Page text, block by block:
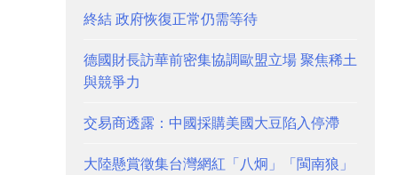
終結 政府恢復正常仍需等待
德國財長訪華前密集協調歐盟立場 聚焦稀土
與競爭力
交易商透露：中國採購美國大豆陷入停滯
大陸懸賞徵集台灣網紅「八炯」「閩南狼」